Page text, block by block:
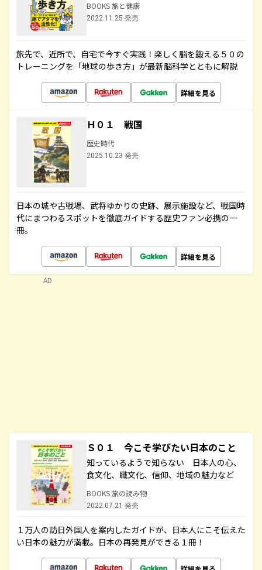
BOOKS 旅と健康
2022.11.25 発売
旅先で、近所で、自宅で今すぐ実践！楽しく脳を鍛える５０の
トレーニングを「地球の歩き方」が最新脳科学とともに解説
詳細を見る
Ｈ０１ 戦国
歴史時代
2025.10.23 発売
日本の城や古戦場、武将ゆかりの史跡、展示施設など、戦国時
代にまつわるスポットを徹底ガイドする歴史ファン必携の一
冊。
詳細を見る
Ｓ０１ 今こそ学びたい日本のこと
知っているようで知らない 日本人の心、
食文化、職文化、信仰、地域の魅力など
BOOKS 旅の読み物
2022.07.21 発売
１万人の訪日外国人を案内したガイドが、日本人にこそ伝えた
い日本の魅力が満載。日本の再発見ができる１冊！
AD